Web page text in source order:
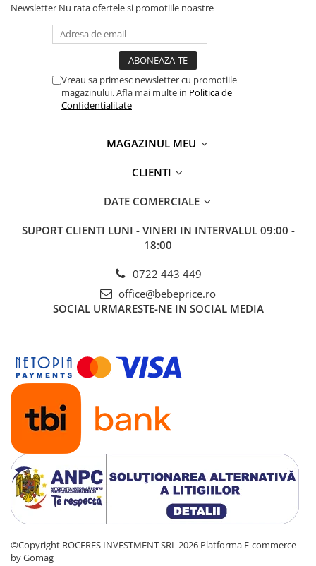
Newsletter Nu rata ofertele si promotiile noastre
Vreau sa primesc newsletter cu promotiile
magazinului. Afla mai multe in Politica de
Confidentialitate
MAGAZINUL MEU
CLIENTI
DATE COMERCIALE
SUPORT CLIENTI LUNI - VINERI IN INTERVALUL 09:00 -
18:00
0722 443 449
office@bebeprice.ro
SOCIAL URMARESTE-NE IN SOCIAL MEDIA
©Copyright ROCERES INVESTMENT SRL 2026 Platforma E-commerce
by Gomag